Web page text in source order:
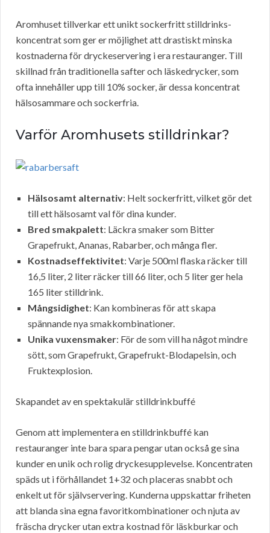
Aromhuset tillverkar ett unikt sockerfritt stilldrinks-
koncentrat som ger er möjlighet att drastiskt minska
kostnaderna för dryckeservering i era restauranger. Till
skillnad från traditionella safter och läskedrycker, som
ofta innehåller upp till 10% socker, är dessa koncentrat
hälsosammare och sockerfria.
Varför Aromhusets stilldrinkar?
Hälsosamt alternativ: Helt sockerfritt, vilket gör det
till ett hälsosamt val för dina kunder.
Bred smakpalett: Läckra smaker som Bitter
Grapefrukt, Ananas, Rabarber, och många fler.
Kostnadseffektivitet: Varje 500ml flaska räcker till
16,5 liter, 2 liter räcker till 66 liter, och 5 liter ger hela
165 liter stilldrink.
Mångsidighet: Kan kombineras för att skapa
spännande nya smakkombinationer.
Unika vuxensmaker: För de som vill ha något mindre
sött, som Grapefrukt, Grapefrukt-Blodapelsin, och
Fruktexplosion.
Skapandet av en spektakulär stilldrinkbuffé
Genom att implementera en stilldrinkbuffé kan
restauranger inte bara spara pengar utan också ge sina
kunder en unik och rolig dryckesupplevelse. Koncentraten
späds ut i förhållandet 1+32 och placeras snabbt och
enkelt ut för självservering. Kunderna uppskattar friheten
att blanda sina egna favoritkombinationer och njuta av
fräscha drycker utan extra kostnad för läskburkar och